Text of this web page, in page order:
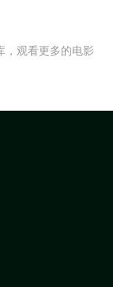
，观看更多的电影